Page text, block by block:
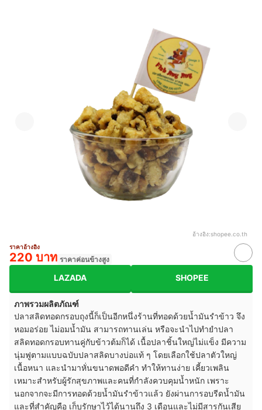
อ้างอิง:shopee.co.th
ราคาอ้างอิง
220 บาท ราคาค่อนข้างสูง
LAZADA SHOPEE
ภาพรวมผลิตภัณฑ์
ปลาสลิดทอดกรอบถุงนี้ก็เป็นอีกหนึ่งร้านที่ทอดด้วยน้ำมันรำข้าว จึง
หอมอร่อย ไม่อมน้ำมัน สามารถทานเล่น หรือจะนำไปทำยำปลา
สลิดทอดกรอบทานคู่กับข้าวต้มก็ได้ เนื้อปลาชิ้นใหญ่ไม่แข็ง มีความ
นุ่มฟูตามแบบฉบับปลาสลิดบางบ่อแท้ ๆ โดยเลือกใช้ปลาตัวใหญ่
เนื้อหนา และนำมาหั่นขนาดพอดีคำ ทำให้ทานง่าย เคี้ยวเพลิน
เหมาะสำหรับผู้รักสุขภาพและคนที่กำลังควบคุมน้ำหนัก เพราะ
นอกจากจะมีการทอดด้วยน้ำมันรำข้าวแล้ว ยังผ่านการอบรีดน้ำมัน
และที่สำคัญคือ เก็บรักษาไว้ได้นานถึง 3 เดือนและไม่มีสารกันเสีย